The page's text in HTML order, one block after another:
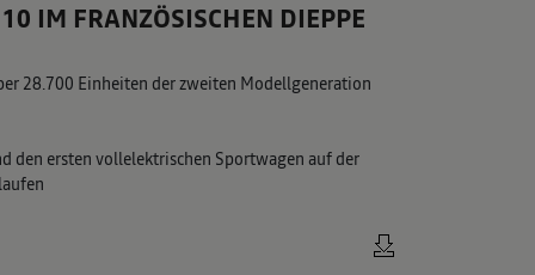
IM FRANZÖSISCHEN DIEPPE
28.700 Einheiten der zweiten Modellgeneration
den ersten vollelektrischen Sportwagen auf der